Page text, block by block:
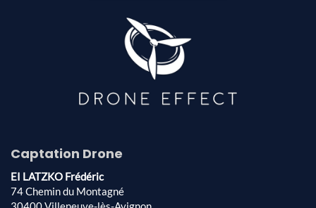
Captation Drone
EI LATZKO Frédéric
74 Chemin du Montagné